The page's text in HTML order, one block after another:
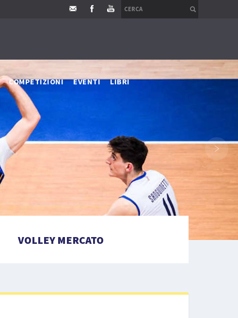
COMPETIZIONI EVENTI LIBRI
›
VOLLEY MERCATO